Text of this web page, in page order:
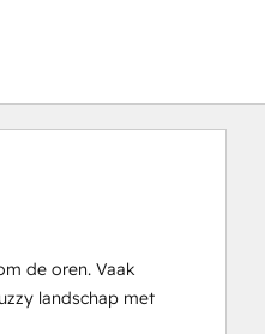
de oren. Vaak
landschap met